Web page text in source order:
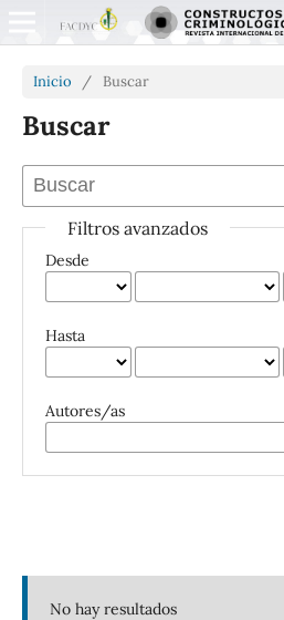
Inicio / Buscar
Buscar
Filtros avanzados
Desde
Hasta
Autores/as
No hay resultados